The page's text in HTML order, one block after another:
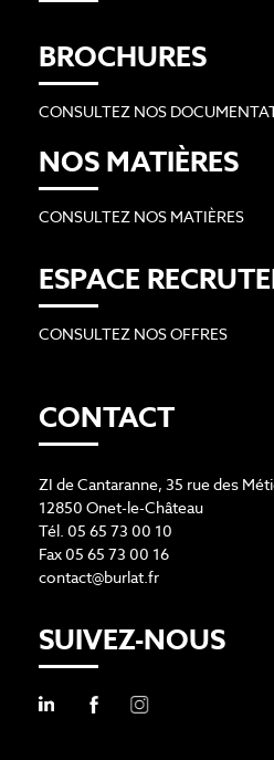
BROCHURES
CONSULTEZ NOS
NOS MATIÈRES
CONSULTEZ NOS MATIÈRES
ESPACE
CONSULTEZ NOS OFFRES
CONTACT
ZI de Cantaranne, 35 rue des
12850 Onet-le-Château
Tél. 05 65 73 00 10
Fax 05 65 73 00 16
contact@burlat.fr
SUIVEZ-NOUS